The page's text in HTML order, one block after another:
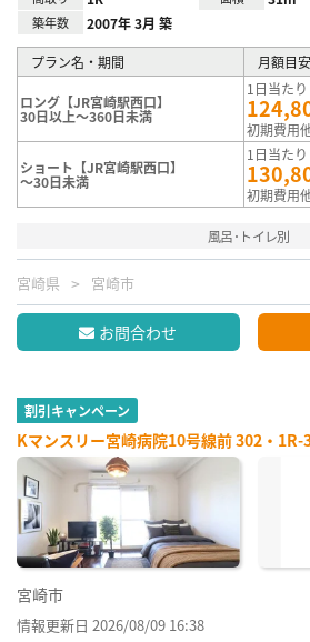
築年数 2007年 3月 築
プラン名・期間 月額目安
ロング【JR宮崎駅西口】
30日以上～360日未満
1日当た
初期費用
ショート【JR宮崎駅西口】
～30日未満
1日当た
初期費用
風呂･トイレ別
宮崎県 宮崎市
お問合わせ
割引キャンペーン
Kマンスリー宮崎病院10号線前 302・
宮崎市
情報更新日 2026/08/09 16:38